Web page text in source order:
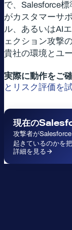
で、Salesforce
がカスタマーサ
ル、あるいはAI
ェクション攻撃
貴社の環境とユ
実際に動作をご
とリスク評価を
現在の
攻撃者が
起きているのかを
詳細を見る